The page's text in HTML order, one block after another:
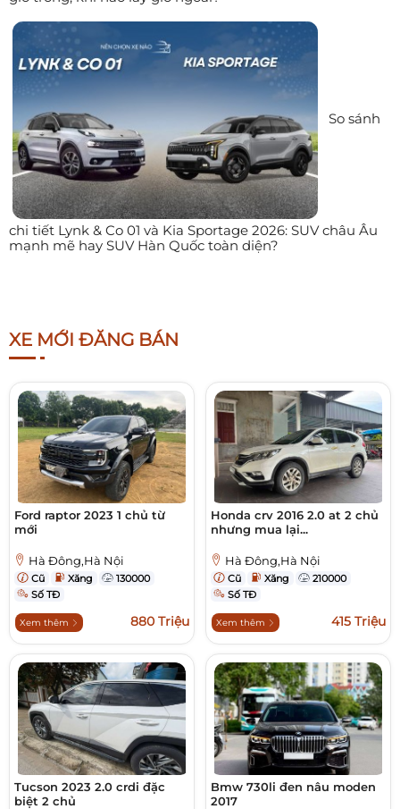
So sánh
chi tiết Lynk & Co 01 và Kia Sportage 2026: SUV châu Âu
mạnh mẽ hay SUV Hàn Quốc toàn diện?
XE MỚI ĐĂNG BÁN
Ford raptor 2023 1 chủ từ
mới
Hà Đông,Hà Nội
Cũ Xăng
130000
Số TĐ
Xem thêm 880 Triệu
Honda crv 2016 2.0 at 2 chủ
nhưng mua lại...
Hà Đông,Hà Nội
Cũ Xăng
210000
Số TĐ
Xem thêm 415 Triệu
Tucson 2023 2.0 crdi đặc
biệt 2 chủ
Bmw 730li đen nâu moden
2017